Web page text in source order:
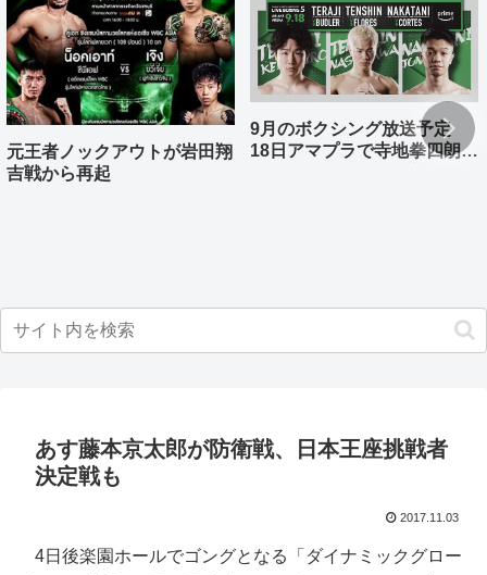
元王者ノックアウトが岩田翔
吉戦から再起
9月のボクシング放送予定
18日アマプラで寺地拳四朗、
あす藤本京太郎が防衛戦、日本王座挑戦者
決定戦も
2017.11.03
4日後楽園ホールでゴングとなる「ダイナミックグロー